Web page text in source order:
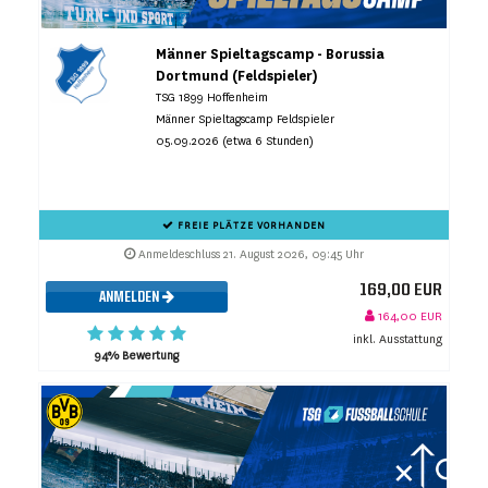
Männer Spieltagscamp - Borussia
Dortmund (Feldspieler)
TSG 1899 Hoffenheim
Männer Spieltagscamp Feldspieler
05.09.2026 (etwa 6 Stunden)
FREIE PLÄTZE VORHANDEN
Anmeldeschluss 21. August 2026, 09:45 Uhr
ANMELDEN
94% Bewertung
169,00 EUR
164,00 EUR
inkl. Ausstattung